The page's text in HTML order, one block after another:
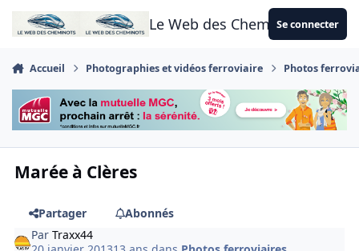
Aller au contenu
Le Web des CheminotsSe connecter
Accueil Photographies et vidéos ferroviaire Photos
Marée à Clères
Partager
Abonnés
ParTraxx44